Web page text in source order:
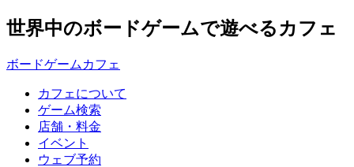
世界中のボードゲームで遊べるカフェ
ボードゲームカフェ
カフェについて
ゲーム検索
店舗・料金
イベント
ウェブ予約